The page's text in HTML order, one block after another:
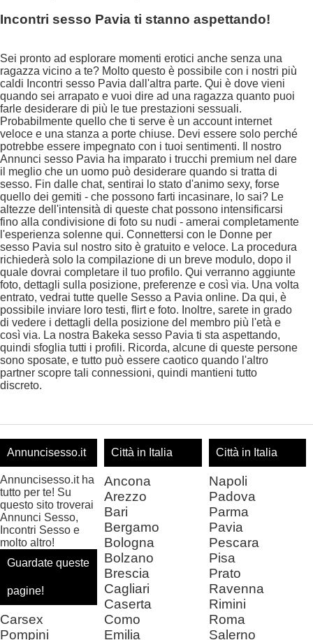
Incontri sesso Pavia ti stanno aspettando!
Sei pronto ad esplorare momenti erotici anche senza una
ragazza vicino a te? Molto questo è possibile con i nostri più
caldi Incontri sesso Pavia dall'altra parte. Qui è dove vieni
quando sei arrapato e vuoi dire ad una ragazza quanto puoi
farle desiderare di più le tue prestazioni sessuali.
Probabilmente quello che ti serve è un account internet
veloce e una stanza a porte chiuse. Devi essere solo perché
potrebbe essere impegnato con i tuoi sentimenti. Il nostro
Annunci sesso Pavia ha imparato i trucchi premium nel dare
il meglio che un uomo può desiderare quando si tratta di
sesso. Fin dalle chat, sentirai lo stato d'animo sexy, forse
quello dei gemiti - che possono farti incasinare, lo sai? Le
altezze dell'intensità di queste chat possono intensificarsi
fino alla condivisione di foto su nudi - amerai completamente
l'esperienza solenne qui. Connettersi con le Donne per
sesso Pavia sul nostro sito è gratuito e veloce. La procedura
richiederà solo la compilazione di un breve modulo, dopo il
quale dovrai completare il tuo profilo. Qui verranno aggiunte
foto, dettagli sulla posizione, preferenze e così via. Una volta
entrato, vedrai tutte quelle Sesso a Pavia online. Da qui, è
possibile inviare loro testi, flirt e foto. Inoltre, sarete in grado
di vedere i dettagli della posizione del membro più l'età e
così via. La nostra Bakeka sesso Pavia ti sta aspettando,
quindi sfoglia tutti i profili. Ricorda, alcune di queste persone
sono sposate, e tutto può essere caotico quando l'altro
partner scopre tali connessioni, quindi mantieni tutto
discreto.
Annuncisesso.it
Annuncisesso.it ha
tutto per te! Su
questo sito troverai
Annunci Sesso,
Incontri Sesso e
molto altro!
Guardate queste
pagine!
Carsex
Pompini
Città in Italia
Ancona
Arezzo
Bari
Bergamo
Bologna
Bolzano
Brescia
Cagliari
Caserta
Como
Emilia
Città in Italia
Napoli
Padova
Parma
Pavia
Pescara
Pisa
Prato
Ravenna
Rimini
Roma
Salerno